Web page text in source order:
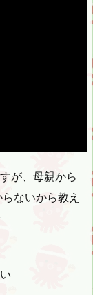
が、母親から
ないから教え